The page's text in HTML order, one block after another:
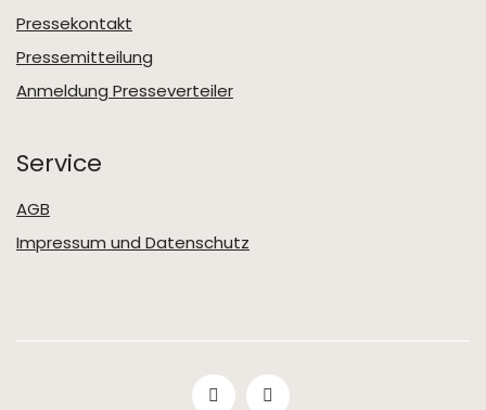
Pressekontakt
Pressemitteilung
Anmeldung Presseverteiler
Service
AGB
Impressum und Datenschutz